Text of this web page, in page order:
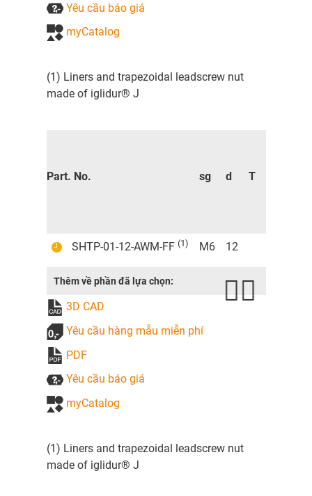
Yêu cầu báo giá
myCatalog
(1) Liners and trapezoidal leadscrew nut
made of iglidur® J
Part. No. sg d T
SHTP-01-12-AWM-FF (1) M6 12
Thêm về phần đã lựa chọn:
3D CAD
Yêu cầu hàng mẫu miễn phí
PDF
Yêu cầu báo giá
myCatalog
(1) Liners and trapezoidal leadscrew nut
made of iglidur® J